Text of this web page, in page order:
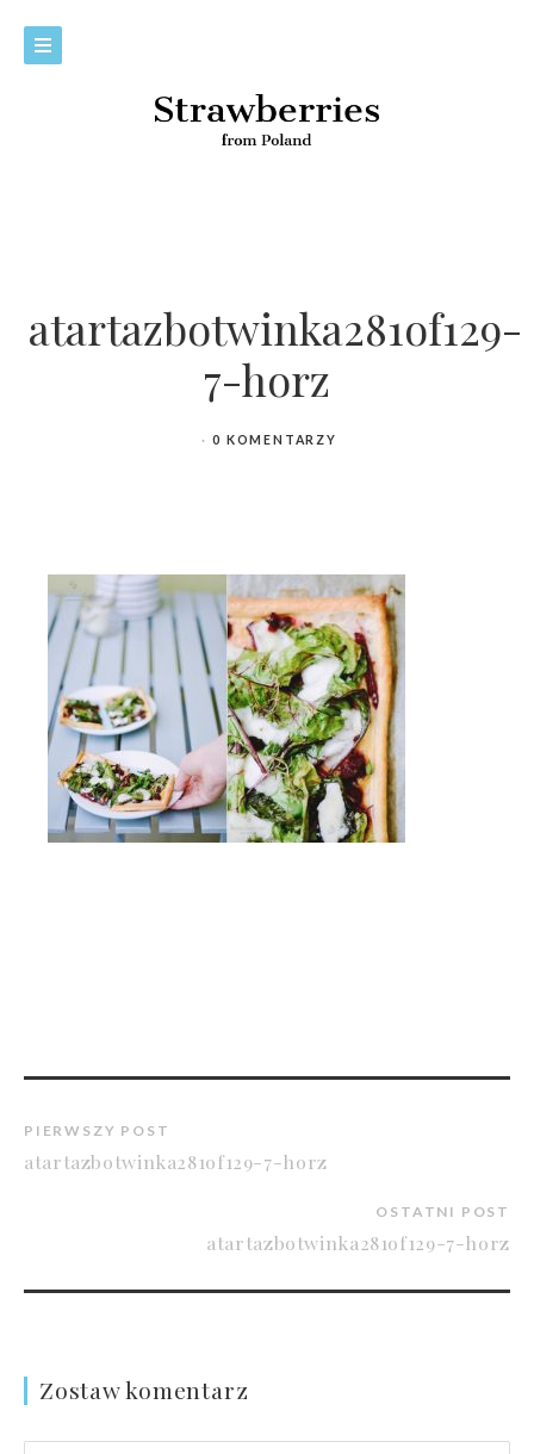
atartazbotwinka281of129-
7-horz
0 KOMENTARZY
PIERWSZY POST
atartazbotwinka281of129-7-horz
OSTATNI POST
atartazbotwinka281of129-7-horz
Zostaw komentarz